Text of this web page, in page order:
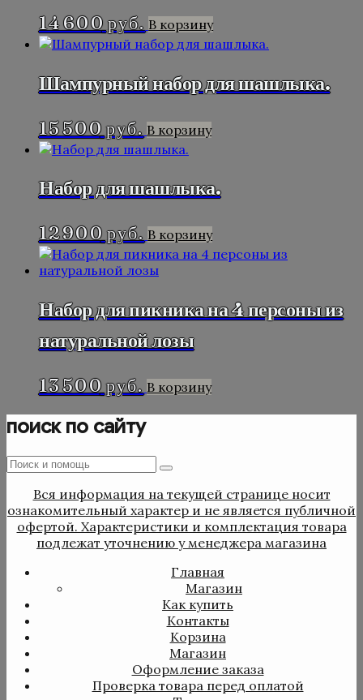
14 600руб. В корзину
Шампурный набор для шашлыка.
15 500руб. В корзину
Набор для шашлыка.
12 900руб. В корзину
Набор для пикника на 4 персоны из
натуральной лозы
13 500руб. В корзину
поиск по сайту
Поиск
Поиск
Вся информация на текущей странице носит
ознакомительный характер и не является публичной
офертой. Характеристики и комплектация товара
подлежат уточнению у менеджера магазина
Главная
Магазин
Как купить
Контакты
Корзина
Магазин
Оформление заказа
Проверка товара перед оплатой